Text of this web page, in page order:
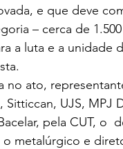
e que deve
– cerca de
a luta e a
no ato,
Sitticcan, UJS,
pela CUT, o
o metalúrgico e